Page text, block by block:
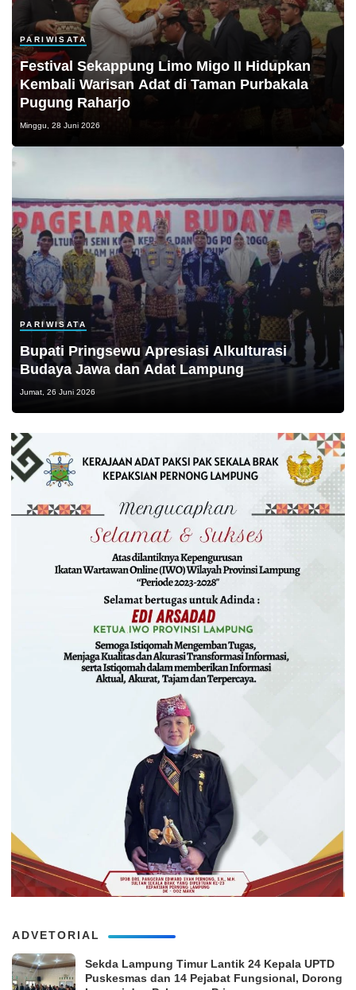
PARIWISATA
Festival Sekappung Limo Migo II Hidupkan
Kembali Warisan Adat di Taman Purbakala
Pugung Raharjo
Minggu, 28 Juni 2026
PARIWISATA
Bupati Pringsewu Apresiasi Alkulturasi
Budaya Jawa dan Adat Lampung
Jumat, 26 Juni 2026
ADVETORIAL
‎Sekda Lampung Timur Lantik 24 Kepala UPTD
Puskesmas dan 14 Pejabat Fungsional, Dorong